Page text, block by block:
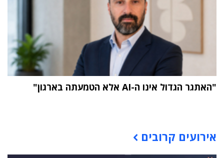
"האתגר הגדול אינו ה-AI אלא הטמעתה בארגון"
אירועים קרובים